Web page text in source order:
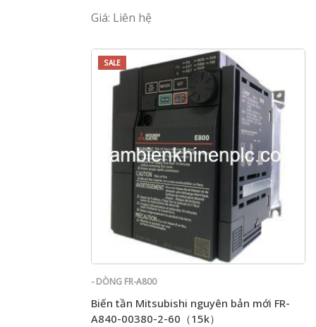
Giá: Liên hệ
SALE
- DÒNG FR-A800
Biến tần Mitsubishi nguyên bản mới FR-
A840-00380-2-60（15k）